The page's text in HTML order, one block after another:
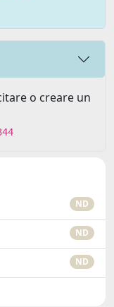
o creare un
ND
ND
ND